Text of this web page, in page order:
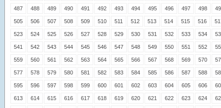
487 488 489 490 491 492 493 494 495 496 497 498
505 506 507 508 509 510 511 512 513 514 515 516
523 524 525 526 527 528 529 530 531 532 533 534
541 542 543 544 545 546 547 548 549 550 551 552
559 560 561 562 563 564 565 566 567 568 569 570
577 578 579 580 581 582 583 584 585 586 587 588
595 596 597 598 599 600 601 602 603 604 605 606
613 614 615 616 617 618 619 620 621 622 623 624